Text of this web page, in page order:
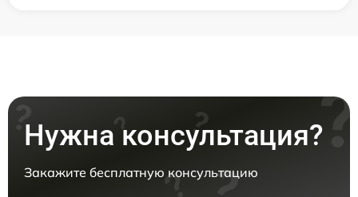
Нужна консультация?
Закажите бесплатную консультацию